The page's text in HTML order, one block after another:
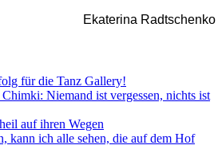
Ekaterina Radtschenko
für die Tanz Gallery!
Niemand ist vergessen, nichts ist
auf ihren Wegen
kann ich alle sehen, die auf dem Hof